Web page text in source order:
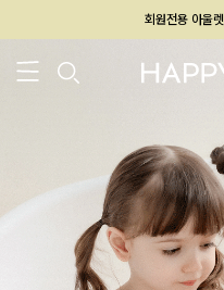
회원전용 아울